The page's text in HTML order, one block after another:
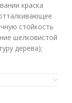
краска
стойкость
шелковистой
дерева);